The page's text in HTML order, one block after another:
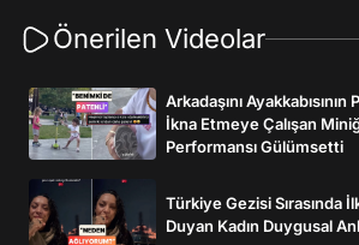
Önerilen Videolar
Arkadaşını
İkna Etmeye Çalışan
Performansı Gülümsetti
Türkiye Gezisi Sırasında
Duyan Kadın Duygusal